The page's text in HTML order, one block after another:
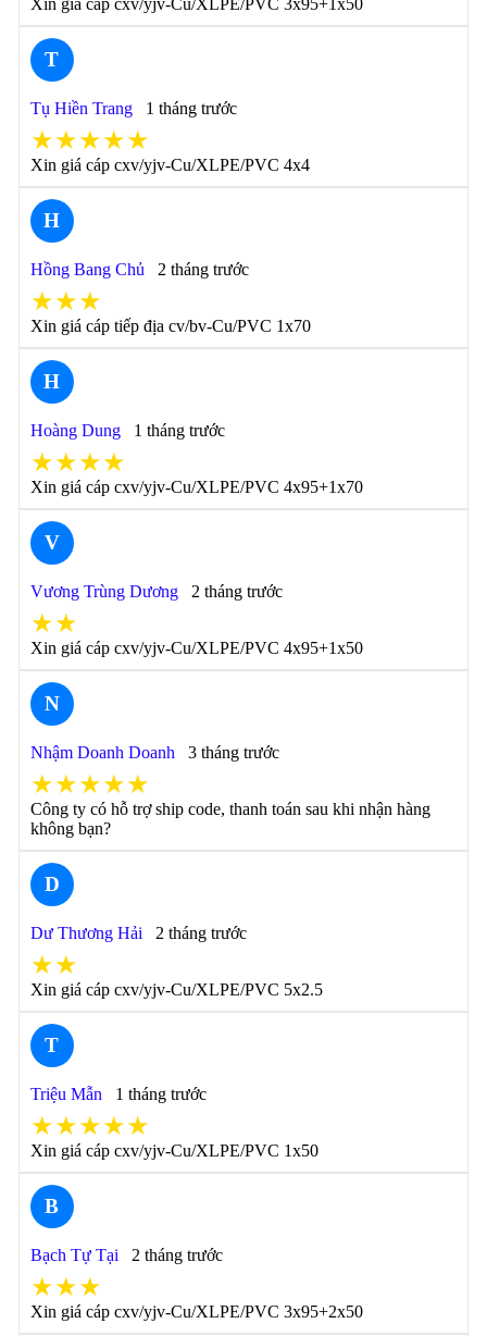
Xin giá cáp cxv/yjv-Cu/XLPE/PVC 3x95+1x50
T
Tụ Hiền Trang 1 tháng trước
★★★★★
Xin giá cáp cxv/yjv-Cu/XLPE/PVC 4x4
H
Hồng Bang Chủ 2 tháng trước
★★★
Xin giá cáp tiếp địa cv/bv-Cu/PVC 1x70
H
Hoàng Dung 1 tháng trước
★★★★
Xin giá cáp cxv/yjv-Cu/XLPE/PVC 4x95+1x70
V
Vương Trùng Dương 2 tháng trước
★★
Xin giá cáp cxv/yjv-Cu/XLPE/PVC 4x95+1x50
N
Nhậm Doanh Doanh 3 tháng trước
★★★★★
Công ty có hỗ trợ ship code, thanh toán sau khi nhận hàng
không bạn?
D
Dư Thương Hải 2 tháng trước
★★
Xin giá cáp cxv/yjv-Cu/XLPE/PVC 5x2.5
T
Triệu Mẫn 1 tháng trước
★★★★★
Xin giá cáp cxv/yjv-Cu/XLPE/PVC 1x50
B
Bạch Tự Tại 2 tháng trước
★★★
Xin giá cáp cxv/yjv-Cu/XLPE/PVC 3x95+2x50